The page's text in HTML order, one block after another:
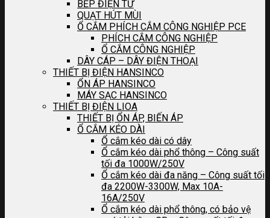
BẾP ĐIỆN TỪ
QUẠT HÚT MÙI
Ổ CẮM PHÍCH CẮM CÔNG NGHIỆP PCE
PHÍCH CẮM CÔNG NGHIỆP
Ổ CẮM CÔNG NGHIỆP
DÂY CÁP – DÂY ĐIỆN THOẠI
THIẾT BỊ ĐIỆN HANSINCO
ỔN ÁP HANSINCO
MÁY SẠC HANSINCO
THIẾT BỊ ĐIỆN LIOA
THIẾT BỊ ỔN ÁP, BIẾN ÁP
Ổ CẮM KÉO DÀI
Ổ cắm kéo dài có dây
Ổ cắm kéo dài phổ thông – Công suất
tối đa 1000W/250V
Ổ cắm kéo dài đa năng – Công suất tối
đa 2200W-3300W, Max 10A-
16A/250V
Ổ cắm kéo dài phổ thông, có bảo vệ